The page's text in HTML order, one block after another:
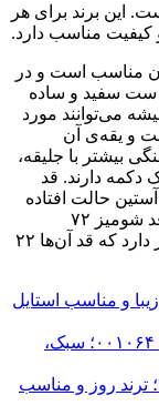
این برند برای هر
مناسب دارد.
مناسب است و در
این ست سفید و ساده
می‌توانند مورد
و یقه‌ی آن
بیشتر با جلیقه،
دارند. قد
چون آستین حالت افتاده
دارد، قد آن از بالا تا پایین ۷۰ سانتی‌متر است. قد شومیز ۷۲
سانتی‌متر است و دو چاک در کناره‌های آن قرار دارد که قد آن‌ها ۲۲
و مناسب استایل
بررسی ساعت مچی زنانه آیس واچ مدل ۰۰۱۰۶۴؛ سبک،
بررسی پالتو زنانه تولیکا مدل ۷۲۰۸۳-۳۶؛ ترند روز و مناسب